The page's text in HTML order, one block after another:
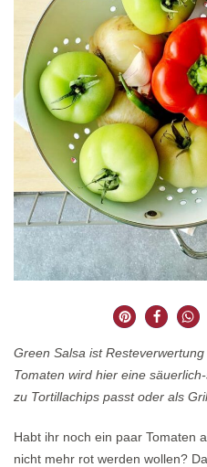
Green Salsa ist
Tomaten wird hier eine
zu Tortillachips passt oder als
Habt ihr noch ein paar Tomaten
nicht mehr rot werden wollen?